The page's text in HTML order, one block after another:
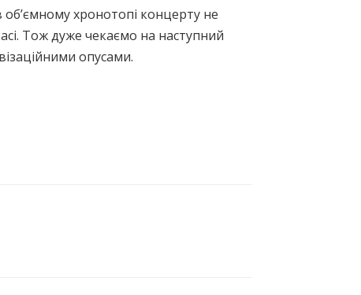
об’ємному хронотопі концерту не
Тож дуже чекаємо на наступний
опусами.